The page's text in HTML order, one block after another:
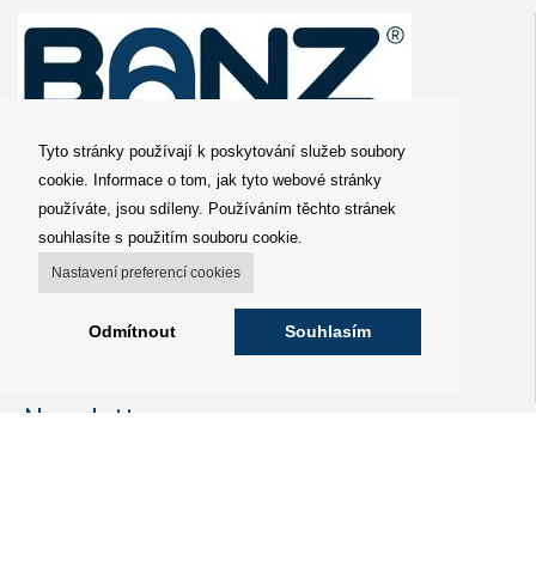
Tyto stránky používají k poskytování služeb soubory
cookie. Informace o tom, jak tyto webové stránky
používáte, jsou sdíleny. Používáním těchto stránek
souhlasíte s použitím souboru cookie.
Nastavení preferencí cookies
Odmítnout Souhlasím
O nás
Obchodní podmínky
Distributor
Galerie
Kontakty
Newsletter